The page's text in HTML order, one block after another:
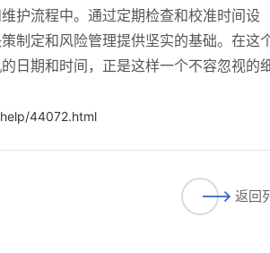
护流程中。通过定期检查和校准时间设
制定和风险管理提供坚实的基础。在这
日期和时间，正是这样一个不容忽视的
44072.html
返回